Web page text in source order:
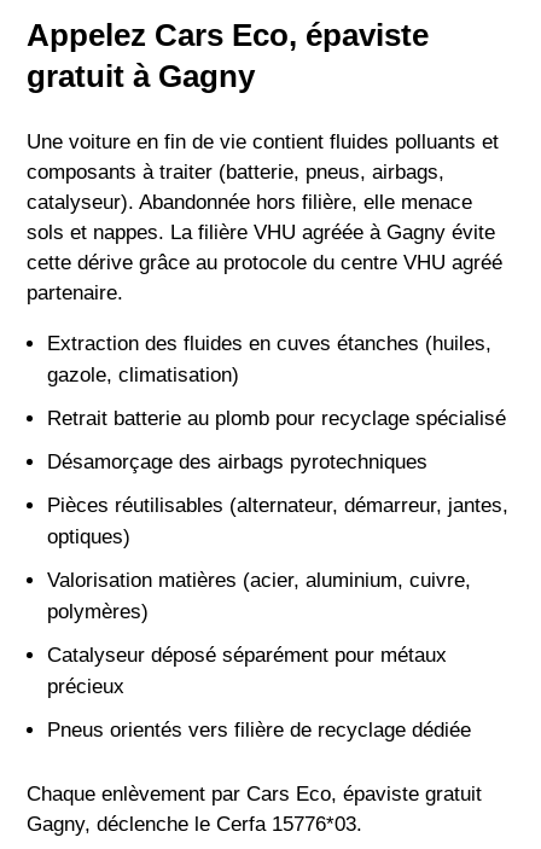
Appelez Cars Eco, épaviste
gratuit à Gagny
Une voiture en fin de vie contient fluides polluants et
composants à traiter (batterie, pneus, airbags,
catalyseur). Abandonnée hors filière, elle menace
sols et nappes. La filière VHU agréée à Gagny évite
cette dérive grâce au protocole du centre VHU agréé
partenaire.
Extraction des fluides en cuves étanches (huiles,
gazole, climatisation)
Retrait batterie au plomb pour recyclage spécialisé
Désamorçage des airbags pyrotechniques
Pièces réutilisables (alternateur, démarreur, jantes,
optiques)
Valorisation matières (acier, aluminium, cuivre,
polymères)
Catalyseur déposé séparément pour métaux
précieux
Pneus orientés vers filière de recyclage dédiée
Chaque enlèvement par Cars Eco, épaviste gratuit
Gagny, déclenche le Cerfa 15776*03.